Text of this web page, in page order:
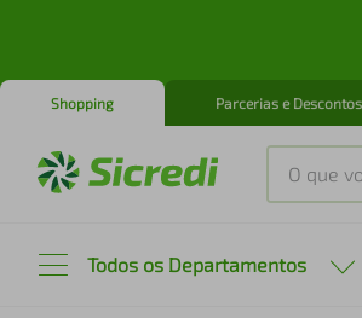
Shopping Parcerias e Descontos
O que
Todos os Departamentos